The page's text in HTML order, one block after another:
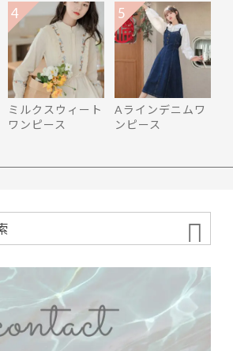
ミルクスウィート
ワンピース
4
Aラインデニムワ
ンピース
5